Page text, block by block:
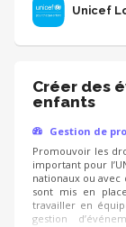
Unicef
Créer des
enfants
Gestion de
Promouvoir les
important pour
nationaux ou
sont mis en
travailler en
gestion